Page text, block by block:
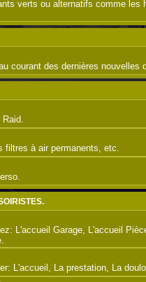
verts ou alternatifs comme les
courant des dernières nouvelles
Raid.
filtres à air permanents, etc.
L'accueil Garage, L'accueil
L'accueil, La prestation, La